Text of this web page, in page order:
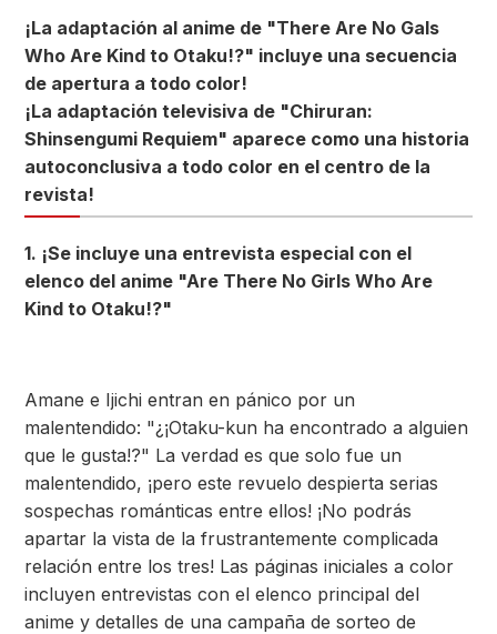
¡La adaptación al anime de "There Are No Gals
Who Are Kind to Otaku!?" incluye una secuencia
de apertura a todo color!
¡La adaptación televisiva de "Chiruran:
Shinsengumi Requiem" aparece como una historia
autoconclusiva a todo color en el centro de la
revista!
1. ¡Se incluye una entrevista especial con el
elenco del anime "Are There No Girls Who Are
Kind to Otaku!?"
Amane e Ijichi entran en pánico por un
malentendido: "¿¡Otaku-kun ha encontrado a alguien
que le gusta!?" La verdad es que solo fue un
malentendido, ¡pero este revuelo despierta serias
sospechas románticas entre ellos! ¡No podrás
apartar la vista de la frustrantemente complicada
relación entre los tres! Las páginas iniciales a color
incluyen entrevistas con el elenco principal del
anime y detalles de una campaña de sorteo de